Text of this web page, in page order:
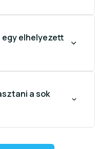
elhelyezett
a sok